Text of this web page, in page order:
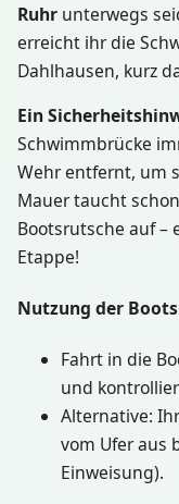
Ruhr unterwegs
erreicht ihr die
Dahlhausen, kurz
Ein
Schwimmbrücke
Wehr entfernt, um
Mauer taucht
Bootsrutsche auf –
Etappe!
Nutzung der
Fahrt in die
und
Alternative:
vom Ufer aus
Einweisung).